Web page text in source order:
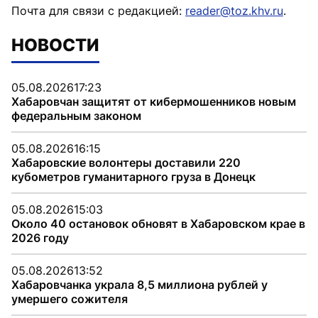
Почта для связи с редакцией: reader@toz.khv.ru.
НОВОСТИ
05.08.202617:23
Хабаровчан защитят от кибермошенников новым
федеральным законом
05.08.202616:15
Хабаровские волонтеры доставили 220
кубометров гуманитарного груза в Донецк
05.08.202615:03
Около 40 остановок обновят в Хабаровском крае в
2026 году
05.08.202613:52
Хабаровчанка украла 8,5 миллиона рублей у
умершего сожителя